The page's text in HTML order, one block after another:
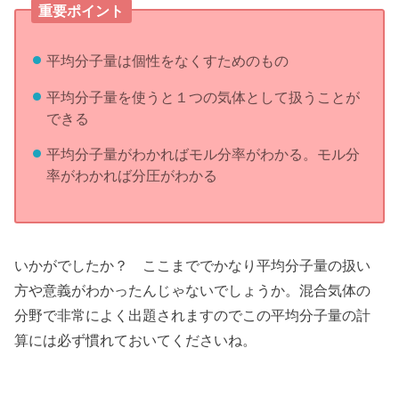
重要ポイント
平均分子量は個性をなくすためのもの
平均分子量を使うと１つの気体として扱うことが
できる
平均分子量がわかればモル分率がわかる。モル分
率がわかれば分圧がわかる
いかがでしたか？ ここまででかなり平均分子量の扱い
方や意義がわかったんじゃないでしょうか。混合気体の
分野で非常によく出題されますのでこの平均分子量の計
算には必ず慣れておいてくださいね。